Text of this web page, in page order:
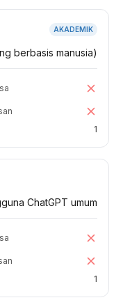
AKADEMIK
berbasis manusia)
1
ChatGPT umum
1